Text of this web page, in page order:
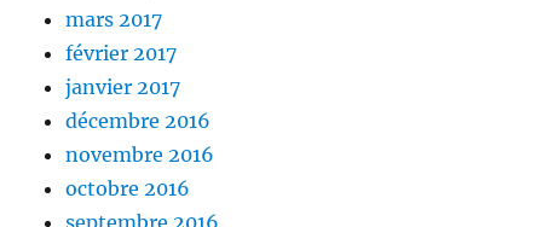
mars 2017
février 2017
janvier 2017
décembre 2016
novembre 2016
octobre 2016